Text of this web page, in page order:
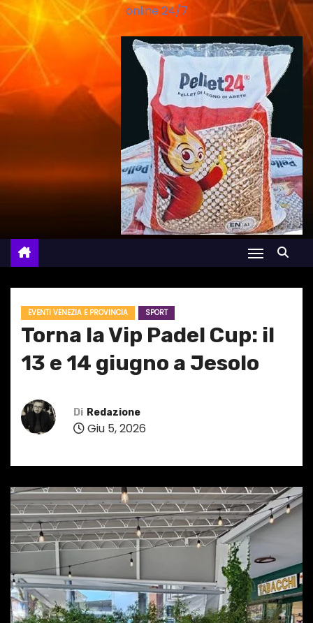
online 24/7
EVENTI VENEZIA E PROVINCIA SPORT
Torna la Vip Padel Cup: il
13 e 14 giugno a Jesolo
Di Redazione
Giu 5, 2026